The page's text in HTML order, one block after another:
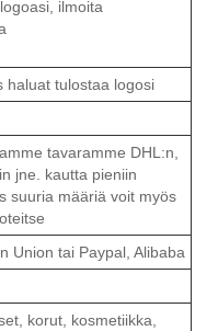
ilmoita
haluat tulostaa logosi
tavaramme DHL:n,
jne. kautta pieniin
suuria määriä voit myös
Union tai Paypal, Alibaba
korut, kosmetiikka,